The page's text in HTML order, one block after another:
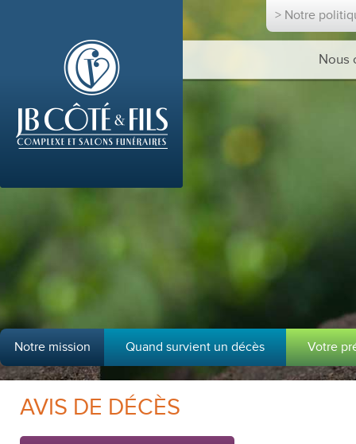
> Notre
Nous
Notre mission Quand survient un décès Votre
AVIS DE DÉCÈS